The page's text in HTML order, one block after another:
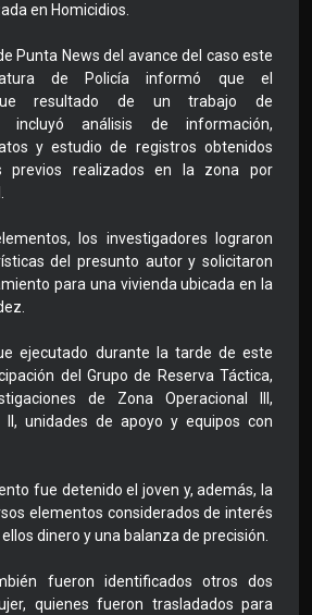
en Homicidios.
Punta News del avance del caso este
de Policía informó que el
fue resultado de un trabajo de
incluyó análisis de información,
y estudio de registros obtenidos
previos realizados en la zona por
los investigadores lograron
del presunto autor y solicitaron
para una vivienda ubicada en la
ejecutado durante la tarde de este
del Grupo de Reserva Táctica,
de Zona Operacional III,
II, unidades de apoyo y equipos con
fue detenido el joven y, además, la
elementos considerados de interés
dinero y una balanza de precisión.
fueron identificados otros dos
quienes fueron trasladados para